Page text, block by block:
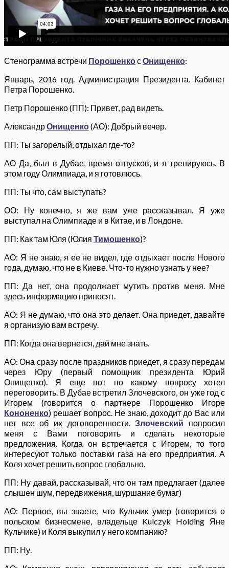
Стенограмма встречи ПорошенкосОнищенко:
Январь, 2016 год. Администрация Президента. Кабинет
Петра Порошенко.
Петр Порошенко (ПП): Привет, рад видеть.
АлександрОнищенко(АО): Добрый вечер.
ПП: Ты загорелый, отдыхал где-то?
АО Да, был в Дубае, время отпусков, и я тренируюсь. В
этом году Олимпиада, и я готовлюсь.
ПП: Ты что, сам выступать?
ОО: Ну конечно, я же вам уже рассказывал. Я уже
выступал на Олимпиаде и в Китае, и в Лондоне.
ПП: Как там Юля (Юлия Тимошенко)?
АО: Я не знаю, я ее не видел, где отдыхает после Нового
года, думаю, что не в Киеве. Что-то нужно узнать у нее?
ПП: Да нет, она продолжает мутить против меня. Мне
здесь информацию приносят.
АО: Я не думаю, что она это делает. Она приедет, давайте
я организую вам встречу.
ПП: Когда она вернется, дай мне знать.
АО: Она сразу после праздников приедет, я сразу передам
через Юру (первый помощник президента Юрий
Онищенко). Я еще вот по какому вопросу хотел
переговорить. В Дубае встретил Злочевского, он уже год с
Игорем (говорится о партнере Порошенко Игоре
Кононенко) решает вопрос. Не знаю, доходит до Вас или
нет все об их договоренности.Злочевский попросил
меня с Вами поговорить и сделать некоторые
предложения. Когда он встречается с Игорем, то того
интересуют только поставки газа на его предприятия. А
Коля хочет решить вопрос глобально.
ПП: Ну давай, рассказывай, что он там предлагает (далее
слышен шум, передвижения, шуршание бумаг)
АО: Первое, вы знаете, что Кульчик умер (говорится о
польском бизнесмене, владельце Kulczyk Holding Яне
Кульчике) и Коля выкупил у него компанию?
ПП: Ну.